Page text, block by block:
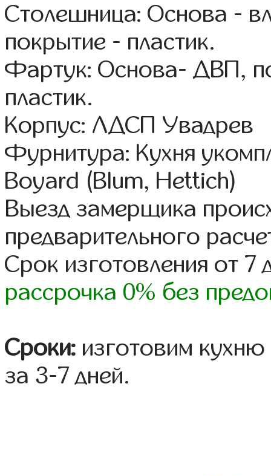
Столешница: Основа -
покрытие - пластик.
Фартук: Основа- ДВП,
пластик.
Корпус: ЛДСП Увадрев
Фурнитура: Кухня
Boyard (Blum, Hettich)
Выезд замерщика
предварительного
Срок изготовления от 7
рассрочка 0% без
Сроки: изготовим
за 3-7 дней.